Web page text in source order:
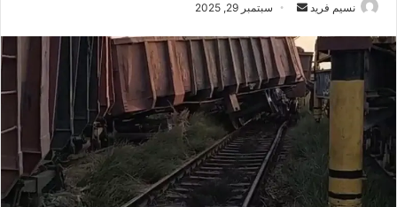
نسيم فريد
س
ل
ر
إ
سبتمبر 29, 2025